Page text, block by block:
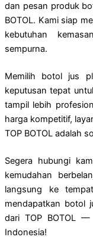
dan pesan produk
BOTOL. Kami siap
kebutuhan
sempurna.
Memilih botol jus
keputusan tepat
tampil lebih
harga kompetitif,
TOP BOTOL adalah
Segera hubungi
kemudahan
langsung ke
mendapatkan botol
dari TOP BOTOL
Indonesia!